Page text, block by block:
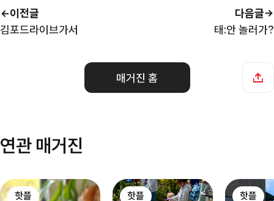
이전글
김포드라이브가서
태:안 놀러가?
다음글
매거진 홈
연관 매거진
핫플 핫플 핫플